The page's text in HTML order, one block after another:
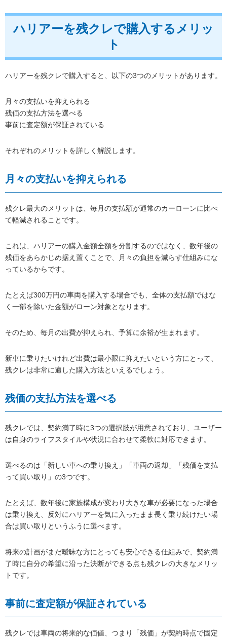
ハリアーを残クレで購入するメリッ
ト
ハリアーを残クレで購入すると、以下の3つのメリットがあります。
月々の支払いを抑えられる
残価の支払方法を選べる
事前に査定額が保証されている
それぞれのメリットを詳しく解説します。
月々の支払いを抑えられる
残クレ最大のメリットは、毎月の支払額が通常のカーローンに比べ
て軽減されることです。
これは、ハリアーの購入金額全額を分割するのではなく、数年後の
残価をあらかじめ据え置くことで、月々の負担を減らす仕組みにな
っているからです。
たとえば300万円の車両を購入する場合でも、全体の支払額ではな
く一部を除いた金額がローン対象となります。
そのため、毎月の出費が抑えられ、予算に余裕が生まれます。
新車に乗りたいけれど出費は最小限に抑えたいという方にとって、
残クレは非常に適した購入方法といえるでしょう。
残価の支払方法を選べる
残クレでは、契約満了時に3つの選択肢が用意されており、ユーザー
は自身のライフスタイルや状況に合わせて柔軟に対応できます。
選べるのは「新しい車への乗り換え」「車両の返却」「残価を支払
って買い取り」の3つです。
たとえば、数年後に家族構成が変わり大きな車が必要になった場合
は乗り換え、反対にハリアーを気に入ったまま長く乗り続けたい場
合は買い取りというふうに選べます。
将来の計画がまだ曖昧な方にとっても安心できる仕組みで、契約満
了時に自分の希望に沿った決断ができる点も残クレの大きなメリッ
トです。
事前に査定額が保証されている
残クレでは車両の将来的な価値、つまり「残価」が契約時点で固定